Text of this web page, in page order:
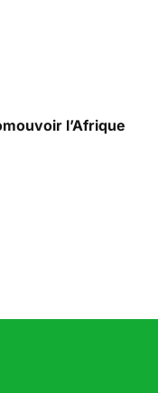
l’Afrique